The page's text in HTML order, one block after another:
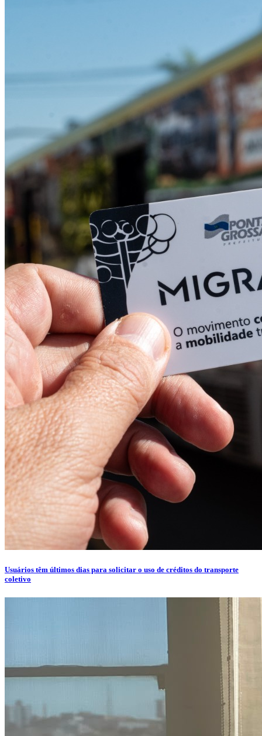
Usuários têm últimos dias para solicitar o uso de créditos do transporte
coletivo